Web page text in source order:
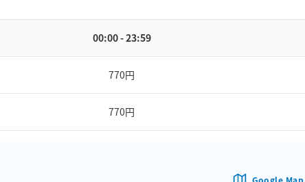
00:00 - 23:59
770円
770円
Google Map